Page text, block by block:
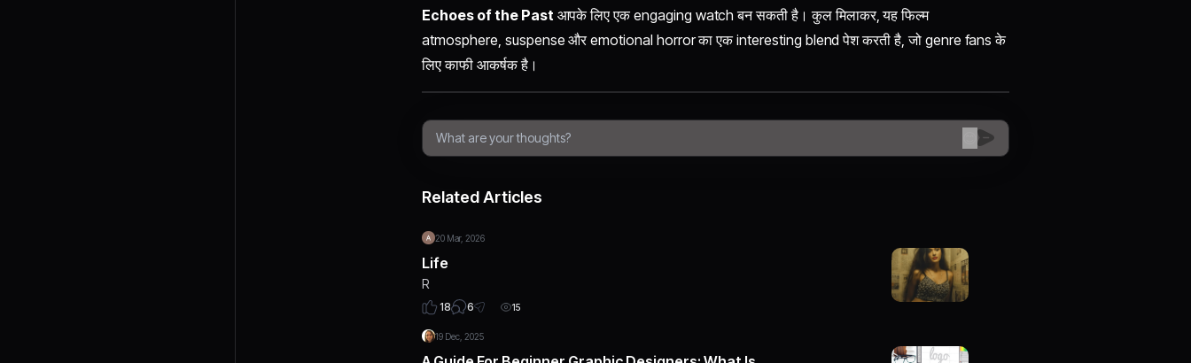
Echoes of the Past आपके लिए एक engaging watch बन सकती है। कुल मिलाकर, यह फिल्म
atmosphere, suspense और emotional horror का एक interesting blend पेश करती है, जो genre fans के
लिए काफी आकर्षक है।
Related Articles
20 Mar, 2026
Life
R
18 6 15
19 Dec, 2025